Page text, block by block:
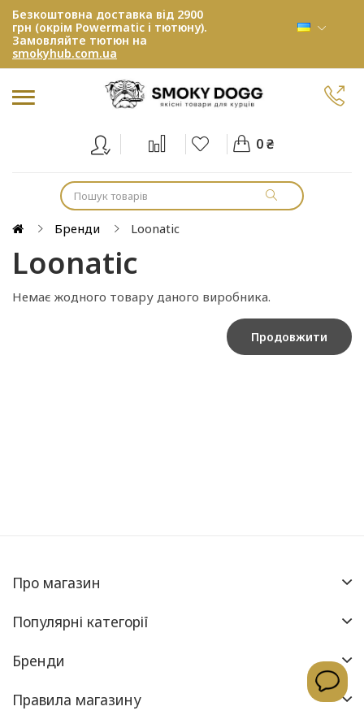
Безкоштовна доставка від 2900
грн (окрім Powermatic і тютюну).
Замовляйте тютюн на
smokyhub.com.ua
0 ₴
Бренди Loonatic
Loonatic
Немає жодного товару даного виробника.
Продовжити
Про магазин
Популярні категорії
Бренди
Правила магазину